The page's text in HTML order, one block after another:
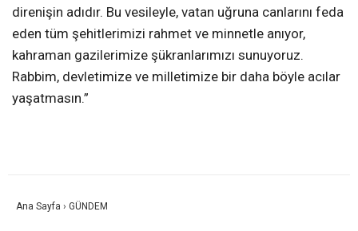
direnişin adıdır. Bu vesileyle, vatan uğruna canlarını feda
eden tüm şehitlerimizi rahmet ve minnetle anıyor,
kahraman gazilerimize şükranlarımızı sunuyoruz.
Rabbim, devletimize ve milletimize bir daha böyle acılar
yaşatmasın.”
Ana Sayfa › GÜNDEM